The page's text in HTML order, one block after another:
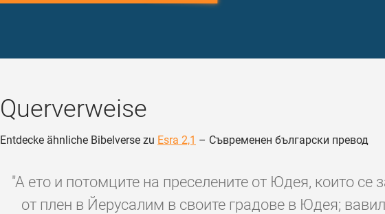
Querverweise
Entdecke ähnliche Bibelverse zu Esra 2,1 – Съвременен български превод
"А ето и потомците на преселените от Юдея, които се
от плен в Йерусалим в своите градове в Юдея;